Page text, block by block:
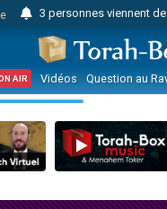
Odaya vient de donner
3 personnes viennent de faire un
3 personnes viennent de faire un don pour
30 personnes viennent de faire
Il reste 49 places pour
AIR Vidéos Question au